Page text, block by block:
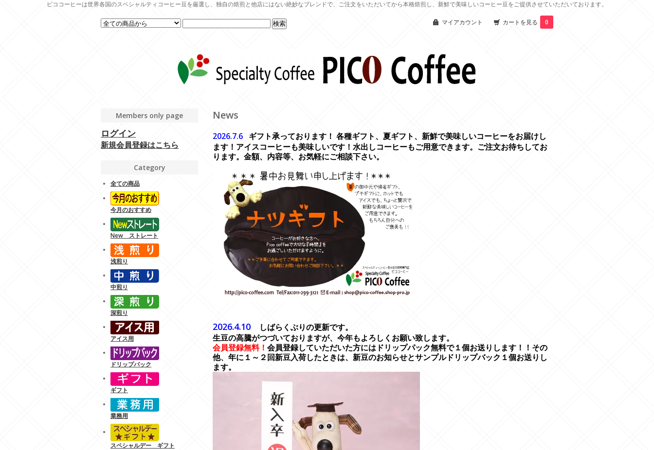
ピココーヒーは世界各国のスペシャルティコーヒー豆を厳選し、独自の焙煎と他店にはない絶妙なブレンドで、ご注文をいただいてから本格焙煎し、新鮮で美味しいコーヒー豆をご提供させていただいております。
マイアカウント カートを見る 0
News
2026.7.6 ギフト承っております！ 各種ギフト、夏ギフト、新鮮で美味しいコーヒーをお届けし
ます！アイスコーヒーも美味しいです！水出しコーヒーもご用意できます。ご注文お待ちしてお
ります。金額、内容等、お気軽にご相談下さい。
2026.4.10
しばらくぶりの更新です。
生豆の高騰がつづいておりますが、今年もよろしくお願い致します。
会員登録無料！ 会員登録していただいた方にはドリップパック無料で１個お送りします！！その
他、年に１～２回新豆入荷したときは、新豆のお知らせとサンプルドリップバック１個お送りし
ます。
Members only page
ログイン
新規会員登録はこちら
Category
全ての商品
今月のおすすめ
New ストレート
浅煎り
中煎り
深煎り
アイス用
ドリップバック
ギフト
業務用
スペシャルデー ギフト